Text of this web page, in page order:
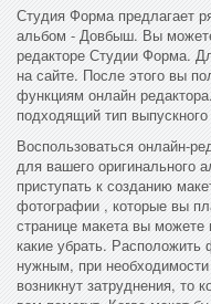
Студия Форма предлагает
альбом - Довбыш. Вы
редакторе Студии Форма.
на сайте. После этого вы
функциям онлайн
подходящий тип
Воспользоваться онлайн-
для вашего
приступать к созданию
фотографии , которые вы
странице макета вы можете
какие убрать. Расположить
нужным, при
возникнут затруднения, то